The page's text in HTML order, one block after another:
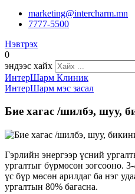
marketing@intercharm.mn
7777-5500
Нэвтрэх
0
эндээс хайх
ИнтерШарм Клиник
Дусал эмчилгээ
Тариа, тарилга эмчилгээ
Лазер эмчилгээ
Нүүрний массаж
ИнтерШарм мэс засал
Хагалгааны төрөл
Нүүр, хацрын мэс засал
Нүдний мэс засал, мэс
Бие хагас /шилбэ, шуу,
Гэрлийн энергээр үсний
ургалтыг бүрмөсөн зогсооно.
үс бүр мөсөн арилдаг ба нэг
ургалтын 80% багасна.